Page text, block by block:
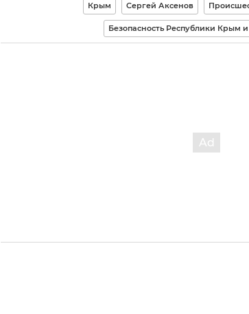
Крым Сергей Аксенов
Безопасность Республики Крым